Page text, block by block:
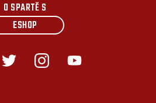
O SPARTĚ S
ESHOP